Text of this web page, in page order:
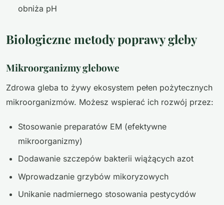
obniża pH
Biologiczne metody poprawy gleby
Mikroorganizmy glebowe
Zdrowa gleba to żywy ekosystem pełen pożytecznych
mikroorganizmów. Możesz wspierać ich rozwój przez:
Stosowanie preparatów EM (efektywne
mikroorganizmy)
Dodawanie szczepów bakterii wiążących azot
Wprowadzanie grzybów mikoryzowych
Unikanie nadmiernego stosowania pestycydów